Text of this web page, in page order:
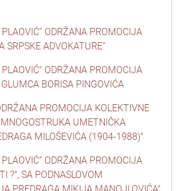
PLAOVIĆ” ODRŽANA PROMOCIJA
SRPSKE ADVOKATURE”
ODRŽANA PROMOCIJA
BORISA PINGOVIĆA
PROMOCIJA KOLEKTIVNE
UMETNIČKA
MILOŠEVIĆA (1904-1988)"
PLAOVIĆ“ ODRŽANA PROMOCIJA
?", SA PODNASLOVOM
PREDRAGA MIKIJA MANOJLOVIĆA"